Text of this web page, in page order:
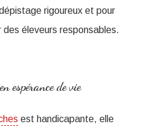
rigoureux et pour
des éleveurs responsables.
espérance de vie
est handicapante, elle